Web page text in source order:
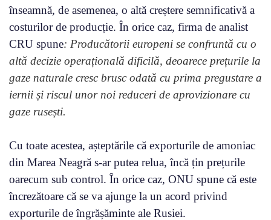
înseamnă, de asemenea, o altă creștere semnificativă a
costurilor de producție. În orice caz, firma de analist
CRU spune: Producătorii europeni se confruntă cu o
altă decizie operațională dificilă, deoarece prețurile la
gaze naturale cresc brusc odată cu prima pregustare a
iernii și riscul unor noi reduceri de aprovizionare cu
gaze rusești.
Cu toate acestea, așteptările că exporturile de amoniac
din Marea Neagră s-ar putea relua, încă țin prețurile
oarecum sub control. În orice caz, ONU spune că este
încrezătoare că se va ajunge la un acord privind
exporturile de îngrășăminte ale Rusiei.